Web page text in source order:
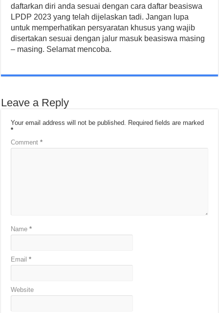
daftarkan diri anda sesuai dengan cara daftar beasiswa
LPDP 2023 yang telah dijelaskan tadi. Jangan lupa
untuk memperhatikan persyaratan khusus yang wajib
disertakan sesuai dengan jalur masuk beasiswa masing
– masing. Selamat mencoba.
Leave a Reply
Your email address will not be published. Required fields are marked
*
Comment*
Name*
Email*
Website